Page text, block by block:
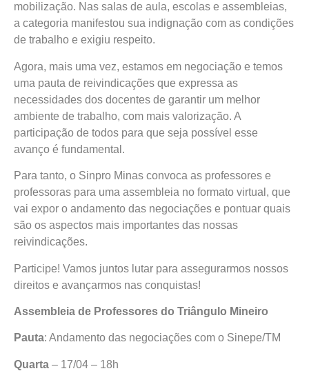
mobilização. Nas salas de aula, escolas e assembleias,
a categoria manifestou sua indignação com as condições
de trabalho e exigiu respeito.
Agora, mais uma vez, estamos em negociação e temos
uma pauta de reivindicações que expressa as
necessidades dos docentes de garantir um melhor
ambiente de trabalho, com mais valorização. A
participação de todos para que seja possível esse
avanço é fundamental.
Para tanto, o Sinpro Minas convoca as professores e
professoras para uma assembleia no formato virtual, que
vai expor o andamento das negociações e pontuar quais
são os aspectos mais importantes das nossas
reivindicações.
Participe! Vamos juntos lutar para assegurarmos nossos
direitos e avançarmos nas conquistas!
Assembleia de Professores do Triângulo Mineiro
Pauta: Andamento das negociações com o Sinepe/TM
Quarta – 17/04 – 18h